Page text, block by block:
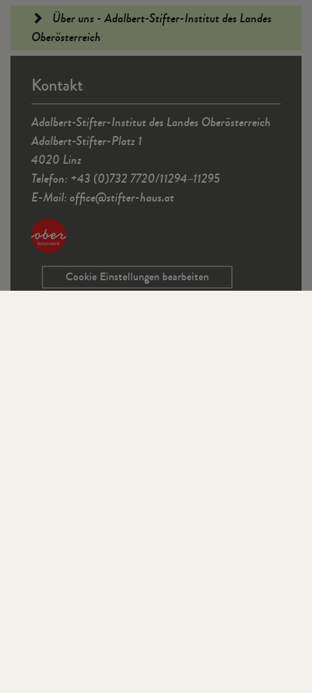
Fußleiste
Über uns - Adalbert-Stifter-Institut des Landes
Oberösterreich
Kontakt
Adalbert-Stifter-Institut des Landes Oberösterreich
Adalbert-Stifter-Platz 1
4020 Linz
Telefon: +43 (0)732 7720/11294–11295
E-Mail:office@stifter-haus.at
Cookie Einstellungen bearbeiten